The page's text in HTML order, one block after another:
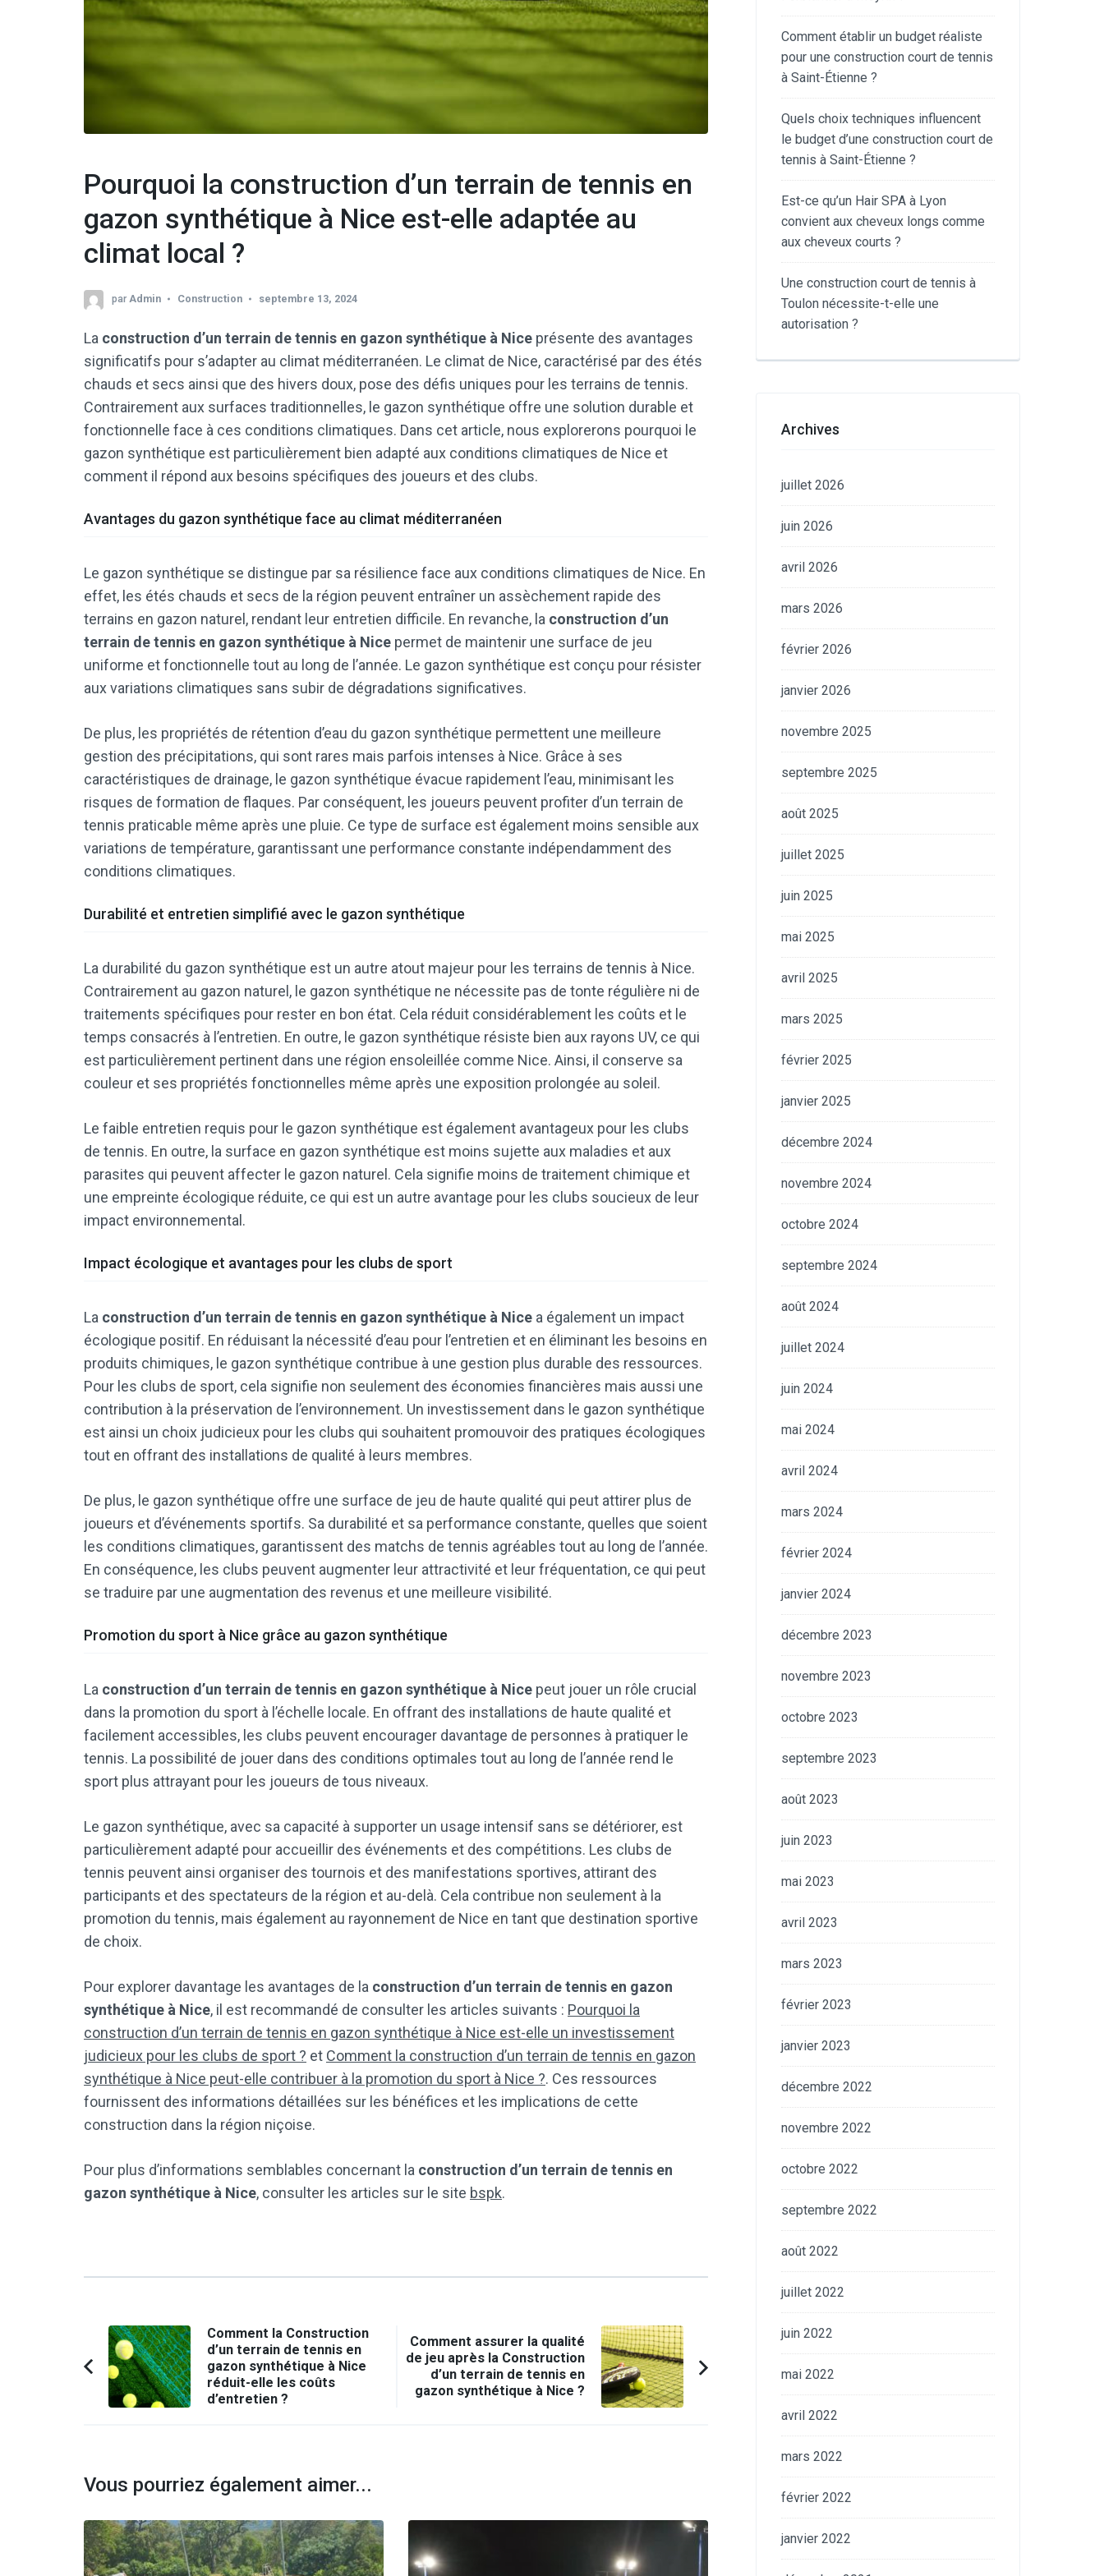
Pourquoi la construction d’un terrain de tennis en
gazon synthétique à Nice est-elle adaptée au
climat local ?
par Admin Construction septembre 13, 2024
La construction d’un terrain de tennis en gazon synthétique à Nice présente des avantages
significatifs pour s’adapter au climat méditerranéen. Le climat de Nice, caractérisé par des étés
chauds et secs ainsi que des hivers doux, pose des défis uniques pour les terrains de tennis.
Contrairement aux surfaces traditionnelles, le gazon synthétique offre une solution durable et
fonctionnelle face à ces conditions climatiques. Dans cet article, nous explorerons pourquoi le
gazon synthétique est particulièrement bien adapté aux conditions climatiques de Nice et
comment il répond aux besoins spécifiques des joueurs et des clubs.
Avantages du gazon synthétique face au climat méditerranéen
Le gazon synthétique se distingue par sa résilience face aux conditions climatiques de Nice. En
effet, les étés chauds et secs de la région peuvent entraîner un assèchement rapide des
terrains en gazon naturel, rendant leur entretien difficile. En revanche, la construction d’un
terrain de tennis en gazon synthétique à Nice permet de maintenir une surface de jeu
uniforme et fonctionnelle tout au long de l’année. Le gazon synthétique est conçu pour résister
aux variations climatiques sans subir de dégradations significatives.
De plus, les propriétés de rétention d’eau du gazon synthétique permettent une meilleure
gestion des précipitations, qui sont rares mais parfois intenses à Nice. Grâce à ses
caractéristiques de drainage, le gazon synthétique évacue rapidement l’eau, minimisant les
risques de formation de flaques. Par conséquent, les joueurs peuvent profiter d’un terrain de
tennis praticable même après une pluie. Ce type de surface est également moins sensible aux
variations de température, garantissant une performance constante indépendamment des
conditions climatiques.
Durabilité et entretien simplifié avec le gazon synthétique
La durabilité du gazon synthétique est un autre atout majeur pour les terrains de tennis à Nice.
Contrairement au gazon naturel, le gazon synthétique ne nécessite pas de tonte régulière ni de
traitements spécifiques pour rester en bon état. Cela réduit considérablement les coûts et le
temps consacrés à l’entretien. En outre, le gazon synthétique résiste bien aux rayons UV, ce qui
est particulièrement pertinent dans une région ensoleillée comme Nice. Ainsi, il conserve sa
couleur et ses propriétés fonctionnelles même après une exposition prolongée au soleil.
Le faible entretien requis pour le gazon synthétique est également avantageux pour les clubs
de tennis. En outre, la surface en gazon synthétique est moins sujette aux maladies et aux
parasites qui peuvent affecter le gazon naturel. Cela signifie moins de traitement chimique et
une empreinte écologique réduite, ce qui est un autre avantage pour les clubs soucieux de leur
impact environnemental.
Impact écologique et avantages pour les clubs de sport
La construction d’un terrain de tennis en gazon synthétique à Nice a également un impact
écologique positif. En réduisant la nécessité d’eau pour l’entretien et en éliminant les besoins en
produits chimiques, le gazon synthétique contribue à une gestion plus durable des ressources.
Pour les clubs de sport, cela signifie non seulement des économies financières mais aussi une
contribution à la préservation de l’environnement. Un investissement dans le gazon synthétique
est ainsi un choix judicieux pour les clubs qui souhaitent promouvoir des pratiques écologiques
tout en offrant des installations de qualité à leurs membres.
De plus, le gazon synthétique offre une surface de jeu de haute qualité qui peut attirer plus de
joueurs et d’événements sportifs. Sa durabilité et sa performance constante, quelles que soient
les conditions climatiques, garantissent des matchs de tennis agréables tout au long de l’année.
En conséquence, les clubs peuvent augmenter leur attractivité et leur fréquentation, ce qui peut
se traduire par une augmentation des revenus et une meilleure visibilité.
Promotion du sport à Nice grâce au gazon synthétique
La construction d’un terrain de tennis en gazon synthétique à Nice peut jouer un rôle crucial
dans la promotion du sport à l’échelle locale. En offrant des installations de haute qualité et
facilement accessibles, les clubs peuvent encourager davantage de personnes à pratiquer le
tennis. La possibilité de jouer dans des conditions optimales tout au long de l’année rend le
sport plus attrayant pour les joueurs de tous niveaux.
Le gazon synthétique, avec sa capacité à supporter un usage intensif sans se détériorer, est
particulièrement adapté pour accueillir des événements et des compétitions. Les clubs de
tennis peuvent ainsi organiser des tournois et des manifestations sportives, attirant des
participants et des spectateurs de la région et au-delà. Cela contribue non seulement à la
promotion du tennis, mais également au rayonnement de Nice en tant que destination sportive
de choix.
Pour explorer davantage les avantages de la construction d’un terrain de tennis en gazon
synthétique à Nice, il est recommandé de consulter les articles suivants : Pourquoi la
construction d’un terrain de tennis en gazon synthétique à Nice est-elle un investissement
judicieux pour les clubs de sport ? et Comment la construction d’un terrain de tennis en gazon
synthétique à Nice peut-elle contribuer à la promotion du sport à Nice ?. Ces ressources
fournissent des informations détaillées sur les bénéfices et les implications de cette
construction dans la région niçoise.
Pour plus d’informations semblables concernant la construction d’un terrain de tennis en
gazon synthétique à Nice, consulter les articles sur le site bspk.
Navigation
d'article
Article
précédent :
Comment la Construction
d’un terrain de tennis en
gazon synthétique à Nice
réduit-elle les coûts
d’entretien ?
Comment assurer la qualité
de jeu après la Construction
d’un terrain de tennis en
gazon synthétique à Nice ?
Vous pourriez également aimer...
Comment établir un budget réaliste
pour une construction court de tennis
à Saint-Étienne ?
Quels choix techniques influencent
le budget d’une construction court de
tennis à Saint-Étienne ?
Est-ce qu’un Hair SPA à Lyon
convient aux cheveux longs comme
aux cheveux courts ?
Une construction court de tennis à
Toulon nécessite-t-elle une
autorisation ?
Archives
juillet 2026
juin 2026
avril 2026
mars 2026
février 2026
janvier 2026
novembre 2025
septembre 2025
août 2025
juillet 2025
juin 2025
mai 2025
avril 2025
mars 2025
février 2025
janvier 2025
décembre 2024
novembre 2024
octobre 2024
septembre 2024
août 2024
juillet 2024
juin 2024
mai 2024
avril 2024
mars 2024
février 2024
janvier 2024
décembre 2023
novembre 2023
octobre 2023
septembre 2023
août 2023
juin 2023
mai 2023
avril 2023
mars 2023
février 2023
janvier 2023
décembre 2022
novembre 2022
octobre 2022
septembre 2022
août 2022
juillet 2022
juin 2022
mai 2022
avril 2022
mars 2022
février 2022
janvier 2022